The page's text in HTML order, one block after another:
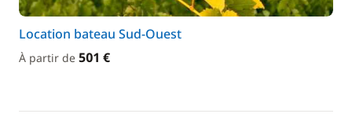
Location bateau Sud-Ouest
À partir de 501 €